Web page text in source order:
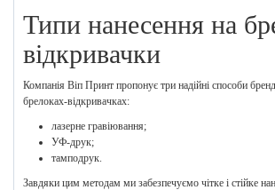
Типи нанесення на
відкривачки
Компанія Віп Принт пропонує три надійні способи
брелоках-відкривачках:
лазерне гравіювання;
УФ-друк;
тамподрук.
Завдяки цим методам ми забезпечуємо чітке і стійке